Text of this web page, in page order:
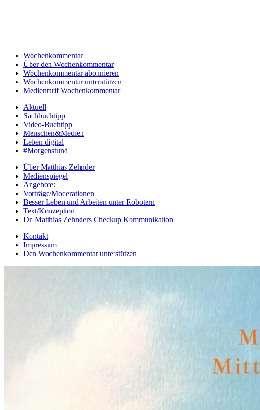
Wochenkommentar
Über den Wochenkommentar
Wochenkommentar abonnieren
Wochenkommentar unterstützen
Medientarif Wochenkommentar
Aktuell
Sachbuchtipp
Video-Buchtipp
Menschen&Medien
Leben digital
#Morgenstund
Über Matthias Zehnder
Medienspiegel
Angebote:
Vorträge/Moderationen
Besser Leben und Arbeiten unter Robotern
Text/Konzeption
Dr. Matthias Zehnders Checkup Kommunikation
Kontakt
Impressum
Den Wochenkommentar unterstützen